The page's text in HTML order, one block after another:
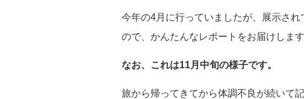
今年の4月に行っていましたが、展示さ
ので、かんたんなレポートをお届けします
なお、これは11月中旬の様子です。
旅から帰ってきてから体調不良が続いて